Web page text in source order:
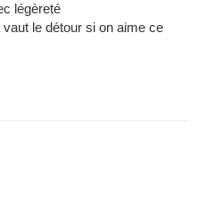
légèreté
le détour si on aime ce